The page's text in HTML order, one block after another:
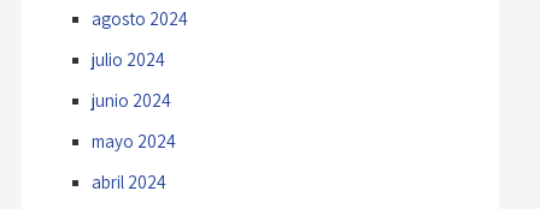
agosto 2024
julio 2024
junio 2024
mayo 2024
abril 2024